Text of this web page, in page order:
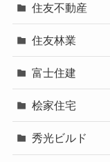
住友不動産
住友林業
富士住建
桧家住宅
秀光ビルド